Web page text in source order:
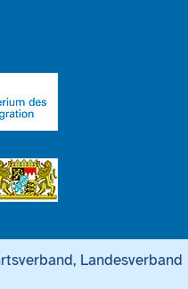
Landesverband